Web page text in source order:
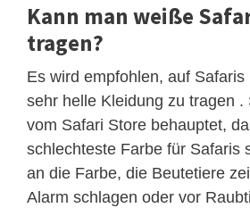
Kann man weiße
tragen?
Es wird empfohlen, auf
sehr helle Kleidung zu tragen .
vom Safari Store behauptet,
schlechteste Farbe für Safaris
an die Farbe, die Beutetiere
Alarm schlagen oder vor